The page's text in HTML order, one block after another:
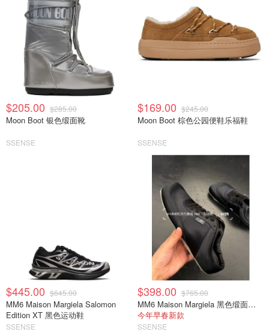
$205.00 $285.00
Moon Boot 银色缎面靴
SSENSE
$169.00 $245.00
Moon Boot 棕色公园便鞋乐福鞋
SSENSE
$445.00 $645.00
MM6 Maison Margiela Salomon
Edition XT 黑色运动鞋
SSENSE
$398.00 $765.00
MM6 Maison Margiela 黑色缎面半拖运动鞋
今年早春新款
SSENSE